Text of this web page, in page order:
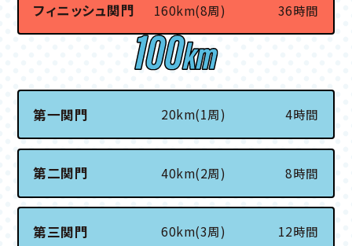
フィニッシュ関門 160km(8周) 36時間
第一関門 20km(1周) 4時間
第二関門 40km(2周) 8時間
第三関門 60km(3周) 12時間